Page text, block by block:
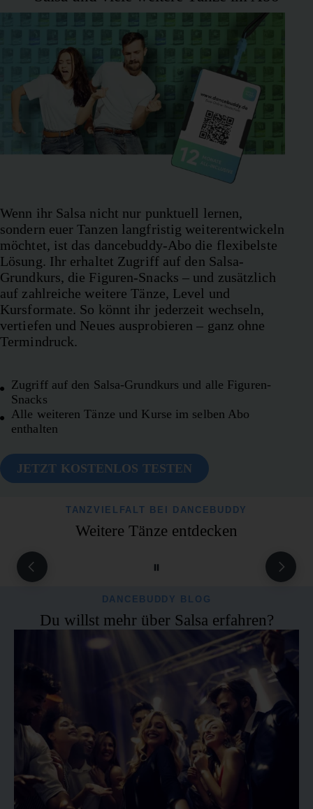
Wenn ihr Salsa nicht nur punktuell lernen,
sondern euer Tanzen langfristig weiterentwickeln
möchtet, ist das dancebuddy-Abo die flexibelste
Lösung. Ihr erhaltet Zugriff auf den Salsa-
Grundkurs, die Figuren-Snacks – und zusätzlich
auf zahlreiche weitere Tänze, Level und
Kursformate. So könnt ihr jederzeit wechseln,
vertiefen und Neues ausprobieren – ganz ohne
Termindruck.
Zugriff auf den Salsa-Grundkurs und alle Figuren-
Snacks
Alle weiteren Tänze und Kurse im selben Abo
enthalten
JETZT KOSTENLOS TESTEN
TANZVIELFALT BEI DANCEBUDDY
Weitere Tänze entdecken
Bachata
dem Nähe, Leidenschaft und
im Mittelpunkt stehen. Die
typischen Body Waves lassen
euch im Paar miteinander
verschmelzen und verleihen
dem Tanz seine besondere
Intensität.
einfacher Paartanz, der von
Nähe, Gefühl und
entspannten Bewegungen
lebt. Getanzt zu langsamer,
oft romantischer Musik, steht
Blues für Verbundenheit und
einen natürlichen
Bewegungsfluss. Bei
dancebuddy lernt ihr Blues
online mit verständlichen
Video-Tutorials, die euch
Schritt für Schritt ins Tanzen
bringen.
DANCEBUDDY BLOG
Du willst mehr über Salsa erfahren?